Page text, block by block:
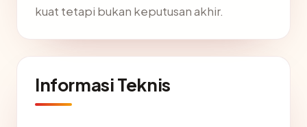
kuat tetapi bukan keputusan akhir.
Informasi Teknis